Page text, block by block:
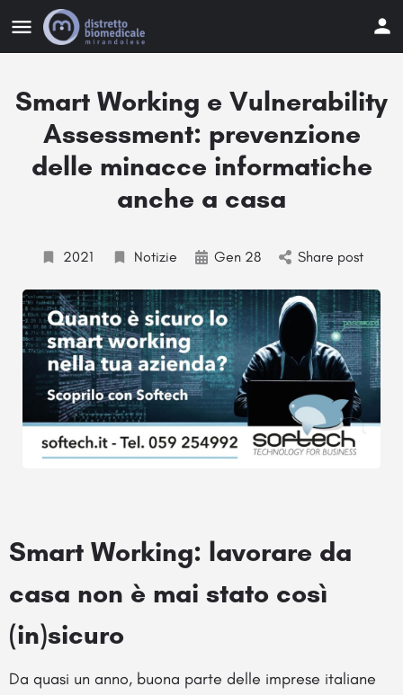
Smart Working e Vulnerability
Assessment: prevenzione
delle minacce informatiche
anche a casa
2021 Notizie Gen 28 Share post
Smart Working: lavorare da
casa non è mai stato così
(in)sicuro
Da quasi un anno, buona parte delle imprese italiane